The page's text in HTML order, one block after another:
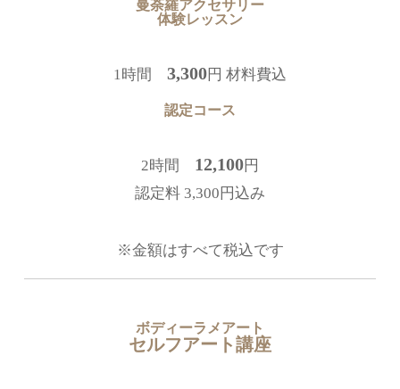
曼荼羅アクセサリー
体験レッスン
1時間 3,300円 材料費込
認定コース
2時間 12,100円
認定料 3,300円込み
※金額はすべて税込です
ボディーラメアート
セルフアート講座